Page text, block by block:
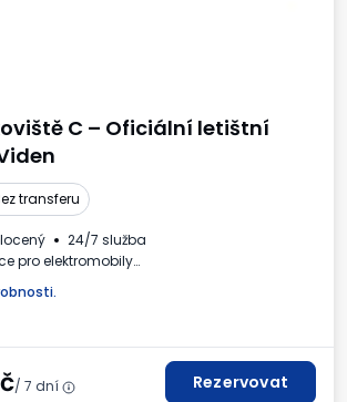
C – Oficiální letištní
transferu
24/7 služba
pro elektromobily
/ 7 dní Rezervovat